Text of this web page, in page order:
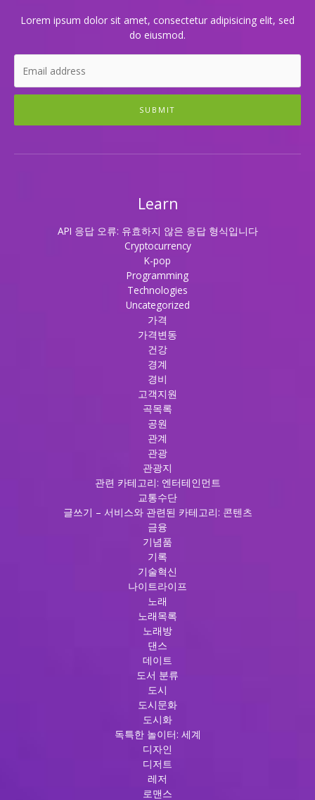
Lorem ipsum dolor sit amet, consectetur adipisicing elit, sed
do eiusmod.
SUBMIT
Learn
API 응답 오류: 유효하지 않은 응답 형식입니다
Cryptocurrency
K-pop
Programming
Technologies
Uncategorized
가격
가격변동
건강
경계
경비
고객지원
곡목록
공원
관계
관광
관광지
관련 카테고리: 엔터테인먼트
교통수단
글쓰기 – 서비스와 관련된 카테고리: 콘텐츠
금융
기념품
기록
기술혁신
나이트라이프
노래
노래목록
노래방
댄스
데이트
도서 분류
도시
도시문화
도시화
독특한 놀이터: 세계
디자인
디저트
레저
로맨스